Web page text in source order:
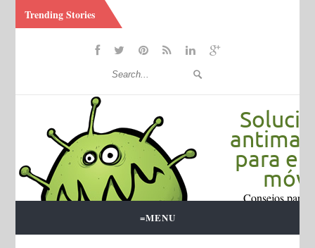
Trending Stories
para el
Consejos para
=MENU